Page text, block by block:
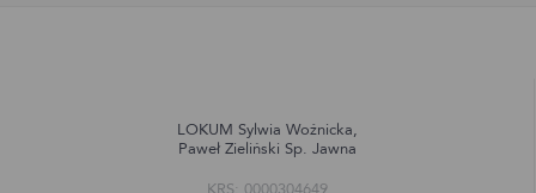
LOKUM Sylwia Woźnicka,
Paweł Zieliński Sp. Jawna